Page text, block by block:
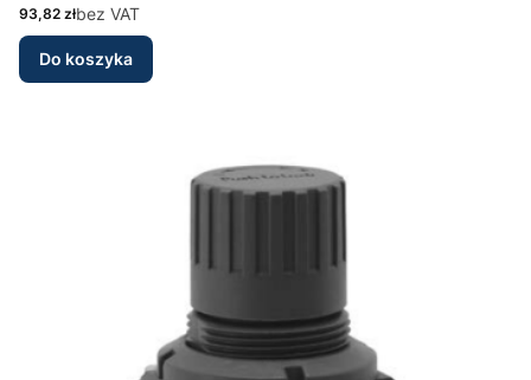
Cena
93,82 złbez VAT
Do koszyka